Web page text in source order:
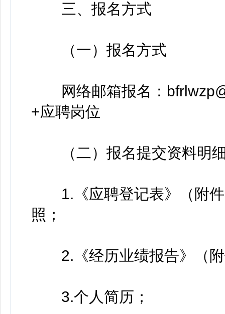
三、报名方式
（一）报名方式
网络邮箱报名：
+应聘岗位
（二）报名提交资料明
1.《应聘登记表》（附件
照；
2.《经历业绩报告》（附
3.个人简历；